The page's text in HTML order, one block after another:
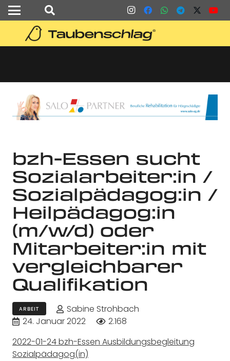
bzh-Essen sucht
Sozialarbeiter:in /
Sozialpädagog:in /
Heilpädagog:in
(m/w/d) oder
Mitarbeiter:in mit
vergleichbarer
Qualifikation
ARBEIT
Sabine Strohbach
24. Januar 2022
2.168
2022-01-24 bzh-Essen Ausbildungsbegleitung
Sozialpädagog(in)